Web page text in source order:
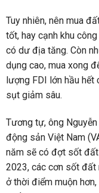
Tuy nhiên, nên mua
tốt, hay cạnh khu
có dư địa tăng. Còn
dụng cao, mua xong
lượng FDI lớn hầu
sụt giảm sâu.
Tương tự, ông
động sản Việt Nam
năm sẽ có đợt sốt đất
2023, các cơn sốt đất
ở thời điểm muộn